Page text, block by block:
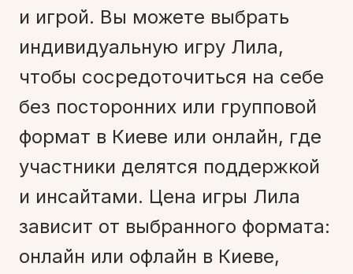
и игрой. Вы можете выбрать
индивидуальную игру Лила,
чтобы сосредоточиться на себе
без посторонних или групповой
формат в Киеве или онлайн, где
участники делятся поддержкой
и инсайтами. Цена игры Лила
зависит от выбранного формата:
онлайн или офлайн в Киеве,